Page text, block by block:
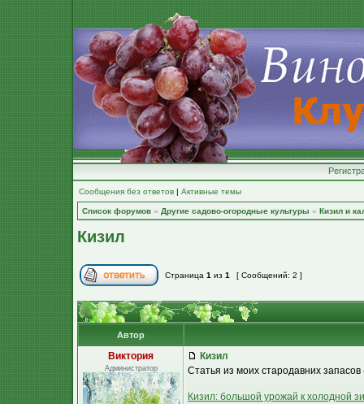
Сообщения без ответов | Активные темы
Список форумов » Другие садово-огородные культуры » Кизил и
Кизил
Страница 1 из 1 [ Сообщений: 2 ]
Автор
Виктория
Администратор
Кизил
Статья из моих стародавних
Кизил: большой урожай к холодной